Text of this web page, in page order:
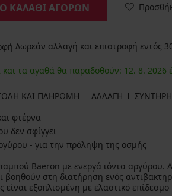
ΚΑΛΑΘΙ ΑΓΟΡΩΝ
Δωρεάν αλλαγή και επιστροφή εντός
και τα αγαθά θα παραδοθούν: 12. 8. 2026
ΚΑΙ ΠΛΗΡΩΜΗ ΑΛΛΑΓΗ
φτέρνα
δεν σφίγγει
- για την πρόληψη της οσμής
Baeron με ενεργά ιόντα
βοηθούν στη διατήρηση ενός
είναι εξοπλισμένη με ελαστικό